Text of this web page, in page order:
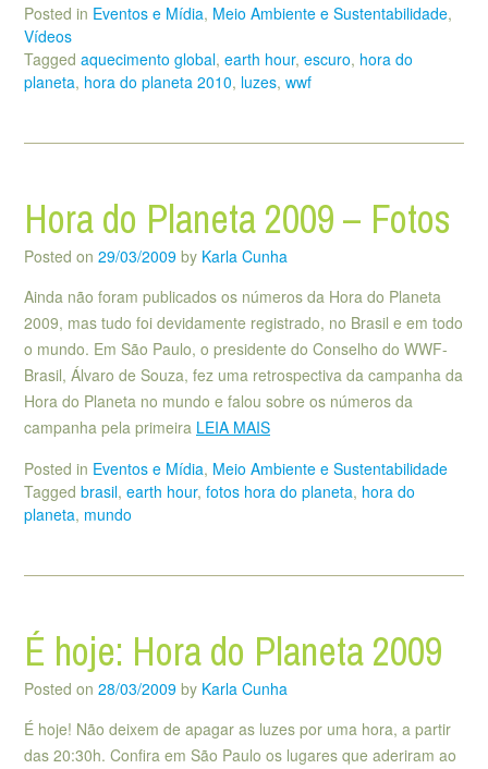
Posted in Eventos e Mídia, Meio Ambiente e Sustentabilidade,
Vídeos
Tagged aquecimento global, earth hour, escuro, hora do
planeta, hora do planeta 2010, luzes, wwf
Hora do Planeta 2009 – Fotos
Posted on 29/03/2009 by Karla Cunha
Ainda não foram publicados os números da Hora do Planeta
2009, mas tudo foi devidamente registrado, no Brasil e em todo
o mundo. Em São Paulo, o presidente do Conselho do WWF-
Brasil, Álvaro de Souza, fez uma retrospectiva da campanha da
Hora do Planeta no mundo e falou sobre os números da
campanha pela primeira LEIA MAIS
Posted in Eventos e Mídia, Meio Ambiente e Sustentabilidade
Tagged brasil, earth hour, fotos hora do planeta, hora do
planeta, mundo
É hoje: Hora do Planeta 2009
Posted on 28/03/2009 by Karla Cunha
É hoje! Não deixem de apagar as luzes por uma hora, a partir
das 20:30h. Confira em São Paulo os lugares que aderiram ao